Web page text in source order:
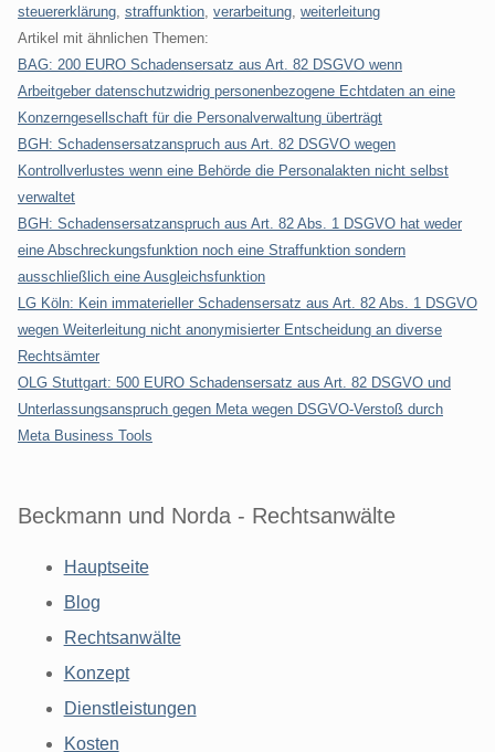
steuererklärung straffunktion verarbeitung weiterleitung
Artikel mit ähnlichen Themen:
BAG: 200 EURO Schadensersatz aus Art. 82 DSGVO wenn
Arbeitgeber datenschutzwidrig personenbezogene Echtdaten an eine
Konzerngesellschaft für die Personalverwaltung überträgt
BGH: Schadensersatzanspruch aus Art. 82 DSGVO wegen
Kontrollverlustes wenn eine Behörde die Personalakten nicht selbst
verwaltet
BGH: Schadensersatzanspruch aus Art. 82 Abs. 1 DSGVO hat weder
eine Abschreckungsfunktion noch eine Straffunktion sondern
ausschließlich eine Ausgleichsfunktion
LG Köln: Kein immaterieller Schadensersatz aus Art. 82 Abs. 1 DSGVO
wegen Weiterleitung nicht anonymisierter Entscheidung an diverse
Rechtsämter
OLG Stuttgart: 500 EURO Schadensersatz aus Art. 82 DSGVO und
Unterlassungsanspruch gegen Meta wegen DSGVO-Verstoß durch
Meta Business Tools
Beckmann und Norda - Rechtsanwälte
Hauptseite
Blog
Rechtsanwälte
Konzept
Dienstleistungen
Kosten